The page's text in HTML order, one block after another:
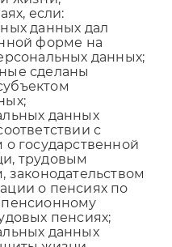
если:
данных дал
форме на
данных;
сделаны
данных
с
о государственной
трудовым
законодательством
о пенсиях по
пенсионному
пенсиях;
данных